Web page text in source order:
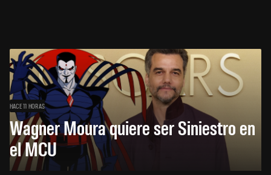
HACE 11 HORAS
Wagner Moura quiere ser Siniestro en
el MCU